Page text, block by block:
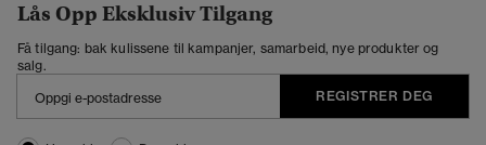
Lås Opp Eksklusiv Tilgang
Få tilgang: bak kulissene til kampanjer, samarbeid, nye produkter og
salg.
REGISTRER DEG